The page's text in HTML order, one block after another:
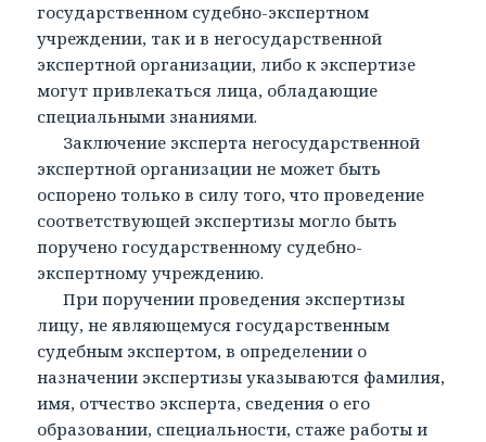
государственном судебно-экспертном
учреждении, так и в негосударственной
экспертной организации, либо к экспертизе
могут привлекаться лица, обладающие
специальными знаниями.
Заключение эксперта негосударственной
экспертной организации не может быть
оспорено только в силу того, что проведение
соответствующей экспертизы могло быть
поручено государственному судебно-
экспертному учреждению.
При поручении проведения экспертизы
лицу, не являющемуся государственным
судебным экспертом, в определении о
назначении экспертизы указываются фамилия,
имя, отчество эксперта, сведения о его
образовании, специальности, стаже работы и